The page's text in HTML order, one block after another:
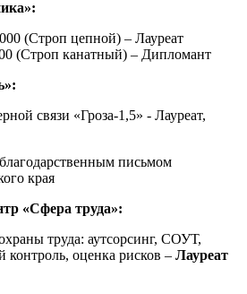
(Строп цепной) – Лауреат
(Строп канатный) – Дипломант
связи «Гроза-1,5» - Лауреат,
письмом
края
«Сфера труда»:
труда: аутсорсинг, СОУТ,
контроль, оценка рисков – Лауреат